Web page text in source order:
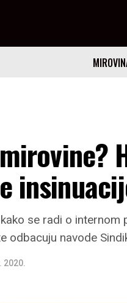
se radi o internom
odbacuju navode
2020.